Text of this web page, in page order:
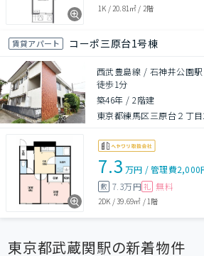
1K / 20.81㎡ / 2階
賃貸アパート コーポ三原台1号棟
西武豊島線 / 石神井公園
徒歩1分
築46年 /2階建
東京都練馬区三原台２丁
7.3 万円 /管理費2,000
敷 7.3万円 礼 無料
2DK /39.69㎡ /1階
東京都武蔵関駅の新着物件